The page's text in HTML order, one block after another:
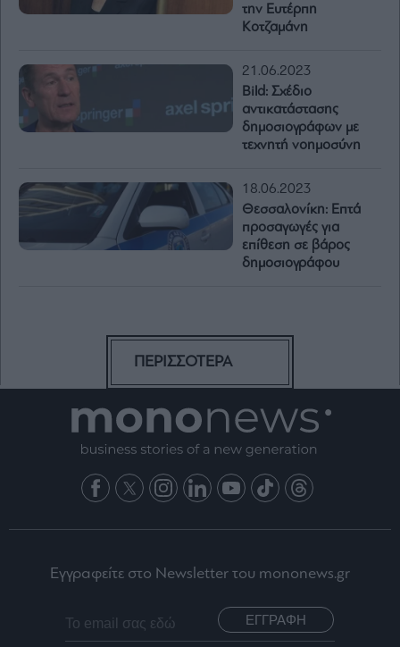
την Ευτέρπη
Κοτζαμάνη
21.06.2023
Bild: Σχέδιο
αντικατάστασης
δημοσιογράφων με
τεχνητή νοημοσύνη
18.06.2023
Θεσσαλονίκη: Επτά
προσαγωγές για
επίθεση σε βάρος
δημοσιογράφου
ΠΕΡΙΣΣΟΤΕΡΑ
Εγγραφείτε στο Newsletter του mononews.gr
ΕΓΓΡΑΦΗ